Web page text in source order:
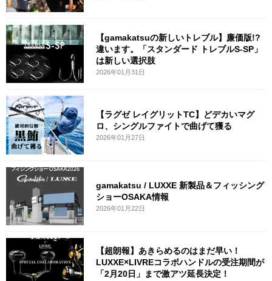
【gamakatsuの新しいトレブル】廉価版!?
違います。「スタンダード トレブルS-SP」
は新しい選択肢
2026年01月31日
【ラグゼ レイグリットTC】どデカいマグ
ロ、シングルファイトで曲げて獲る
2026年01月27日
gamakatsu / LUXXE 新製品＆フィッシング
ショーOSAKA情報
2026年01月22日
【超朗報】あきらめるのはまだ早い！
LUXXE×LIVREコラボハンドルの受注期間が
「2月20日」まで激アツ延長決定！